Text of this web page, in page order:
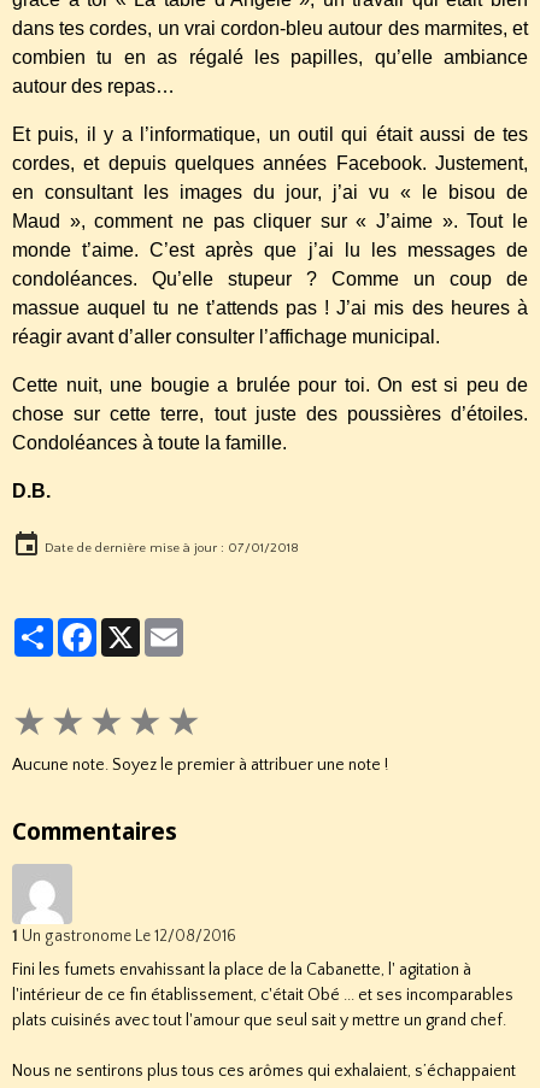
dans tes cordes, un vrai cordon-bleu autour des marmites, et
combien tu en as régalé les papilles, qu’elle ambiance
autour des repas…
Et puis, il y a l’informatique, un outil qui était aussi de tes
cordes, et depuis quelques années Facebook. Justement,
en consultant les images du jour, j’ai vu « le bisou de
Maud », comment ne pas cliquer sur « J’aime ». Tout le
monde t’aime. C’est après que j’ai lu les messages de
condoléances. Qu’elle stupeur ? Comme un coup de
massue auquel tu ne t’attends pas ! J’ai mis des heures à
réagir avant d’aller consulter l’affichage municipal.
Cette nuit, une bougie a brulée pour toi. On est si peu de
chose sur cette terre, tout juste des poussières d’étoiles.
Condoléances à toute la famille.
D.B.
Date de dernière mise à jour : 07/01/2018
PartagerFacebook
X
★ ★ ★ ★ ★
Aucune note. Soyez le premier à attribuer une note !
Commentaires
1 Un gastronome Le 12/08/2016
Fini les fumets envahissant la place de la Cabanette, l' agitation à
l'intérieur de ce fin établissement, c'était Obé ... et ses incomparables
plats cuisinés avec tout l'amour que seul sait y mettre un grand chef.
Nous ne sentirons plus tous ces arômes qui exhalaient, s’échappaient